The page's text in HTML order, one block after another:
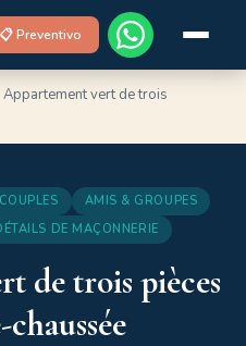
📋 Preventivo
Appartement vert de trois
COUPLES
AMIS & GROUPES
DE MAÇONNERIE
de trois pièces